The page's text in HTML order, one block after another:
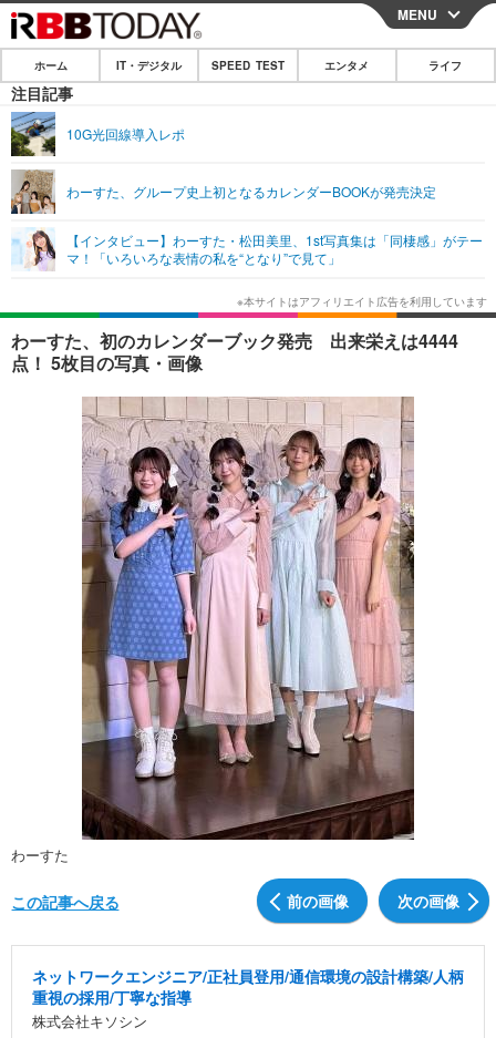
CLOSE
ホーム
IT・デジタル
ショッピング その他
SPEED TEST
エンタメ
エンタメTOP 映画・ドラマ
韓国・芸能
音楽 スポーツ
ショッピング その他
ライフ
ライフTOP グルメ
ペット ショッピング
その他
リリース一覧
プッシュ通知の停止方法
MENU
ホーム IT・デジタル SPEED TEST エンタメ ライフ
注目記事
10G光回線導入レポ
わーすた、グループ史上初となるカレンダーBOOKが発売決定
【インタビュー】わーすた・松田美里、1st写真集は「同棲感」がテー
マ！「いろいろな表情の私を“となり”で見て」
わーすた、初のカレンダーブック発売 出来栄えは4444
点！ 5枚目の写真・画像
わーすた
前の画像 次の画像
この記事へ戻る
ネットワークエンジニア/正社員登用/通信環境の設計構築/人柄
重視の採用/丁寧な指導
株式会社キソシン